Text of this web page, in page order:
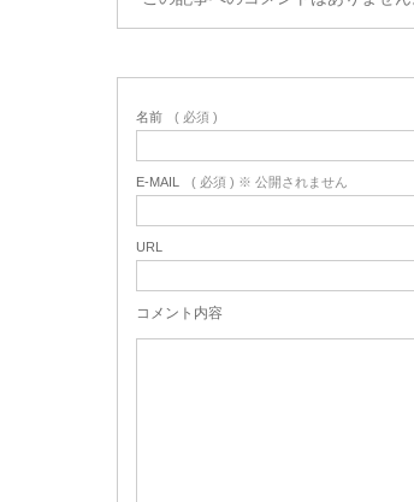
名前 ( 必須 )
E-MAIL ( 必須 ) ※ 公開されません
URL
コメント内容